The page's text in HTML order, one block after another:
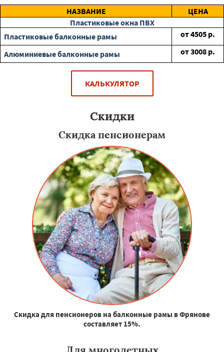
НАЗВАНИЕ
ЦЕНА
Пластиковые окна ПВХ
Пластиковые балконные рамы
от4505 р.
Алюминиевые балконные рамы
от3008 р.
КАЛЬКУЛЯТОР
Скидки
Скидка пенсионерам
Скидка для пенсионеров на балконные рамы в Фрянове
составляет 15%.